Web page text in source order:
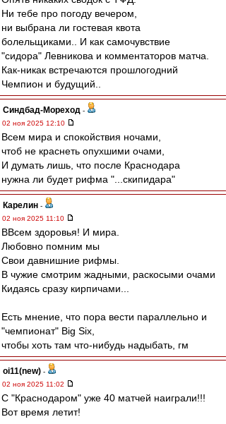
Ни тебе про погоду вечером,
ни выбрана ли гостевая квота
болельщиками.. И как самочувствие
"сидора" Левникова и комментаторов матча.
Как-никак встречаются прошлогодний
Чемпион и будущий..
Синдбад-Мореход -
02 ноя 2025 12:10
Всем мира и спокойствия ночами,
чтоб не краснеть опухшими очами,
И думать лишь, что после Краснодара
нужна ли будет рифма "...скипидара"
Карелин -
02 ноя 2025 11:10
ВВсем здоровья! И мира.
Любовно помним мы
Свои давнишние рифмы.
В чужие смотрим жадными, раскосыми очами
Кидаясь сразу кирпичами...
Есть мнение, что пора вести параллельно и
"чемпионат" Big Six,
чтобы хоть там что-нибудь надыбать, гм
oi11(new) -
02 ноя 2025 11:02
С "Краснодаром" уже 40 матчей наиграли!!!
Вот время летит!